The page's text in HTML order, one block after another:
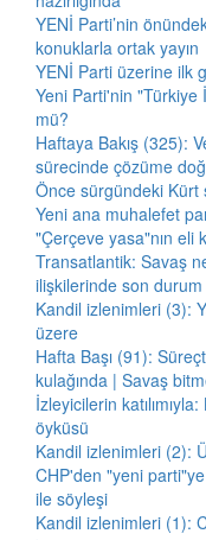
YENİ Parti’nin
konuklarla ortak yayın
YENİ Parti üzerine ilk
Yeni Parti'nin "Türkiye
mü?
Haftaya Bakış (325):
sürecinde çözüme
Önce sürgündeki
Yeni ana muhalefet
"Çerçeve yasa"nın eli
Transatlantik: Savaş
ilişkilerinde son durum
Kandil izlenimleri (3):
üzere
Hafta Başı (91):
kulağında | Savaş
İzleyicilerin
öyküsü
Kandil izlenimleri (2):
CHP'den "yeni
ile söyleşi
Kandil izlenimleri (1):